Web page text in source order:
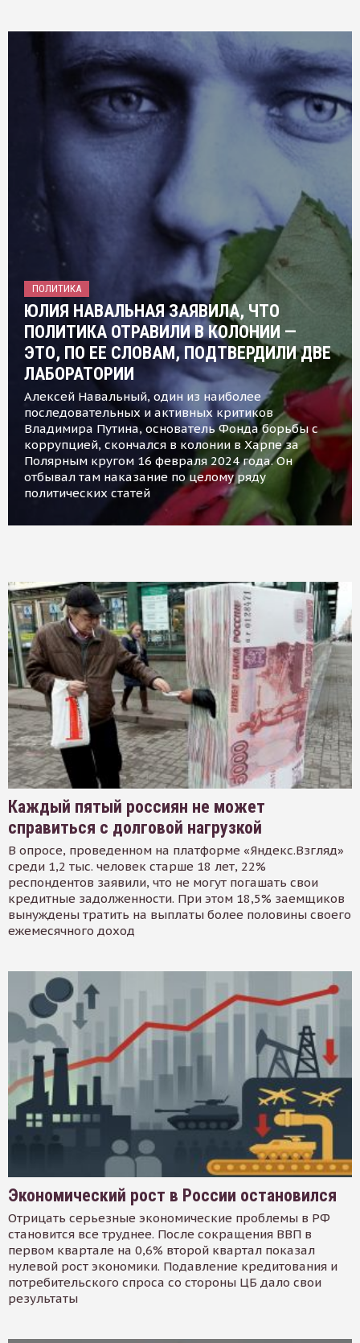
ПОЛИТИКА
ЮЛИЯ НАВАЛЬНАЯ ЗАЯВИЛА, ЧТО
ПОЛИТИКА ОТРАВИЛИ В КОЛОНИИ —
ЭТО, ПО ЕЕ СЛОВАМ, ПОДТВЕРДИЛИ ДВЕ
ЛАБОРАТОРИИ
Алексей Навальный, один из наиболее
последовательных и активных критиков
Владимира Путина, основатель Фонда борьбы с
коррупцией, скончался в колонии в Харпе за
Полярным кругом 16 февраля 2024 года. Он
отбывал там наказание по целому ряду
политических статей
Каждый пятый россиян не может
справиться с долговой нагрузкой
В опросе, проведенном на платформе «Яндекс.Взгляд»
среди 1,2 тыс. человек старше 18 лет, 22%
респондентов заявили, что не могут погашать свои
кредитные задолженности. При этом 18,5% заемщиков
вынуждены тратить на выплаты более половины своего
ежемесячного доход
Экономический рост в России остановился
Отрицать серьезные экономические проблемы в РФ
становится все труднее. После сокращения ВВП в
первом квартале на 0,6% второй квартал показал
нулевой рост экономики. Подавление кредитования и
потребительского спроса со стороны ЦБ дало свои
результаты